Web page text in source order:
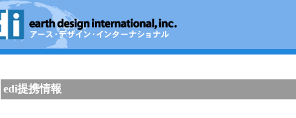
edi提携情報